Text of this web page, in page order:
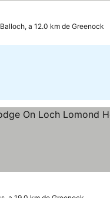
Balloch, a 12.0 km de Greenock